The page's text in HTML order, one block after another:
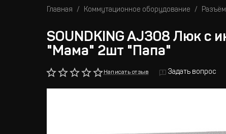
Главная Коммутационное оборудование
SOUNDKING AJ308 Люк с
"Мама" 2шт "Папа"
Написать отзыв Задать вопрос